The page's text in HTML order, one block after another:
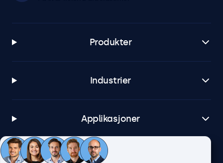
Produkter
Industrier
Applikasjoner
Kundeservice